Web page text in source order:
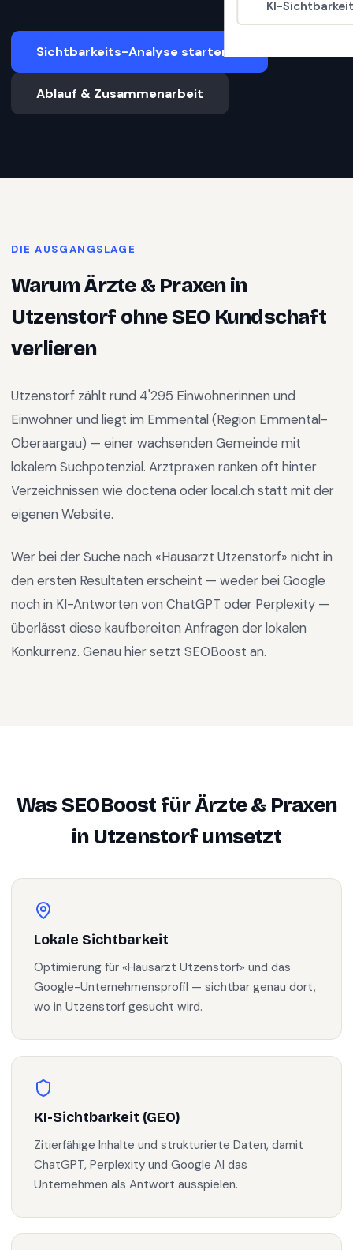
KI-
Sichtbarkeits-Analyse starten
Ablauf & Zusammenarbeit
DIE AUSGANGSLAGE
WarumÄrzte & Praxenin
Utzenstorf ohne SEO Kundschaft
verlieren
Utzenstorf zählt rund 4'295 Einwohnerinnen und
Einwohner und liegt im Emmental (Region Emmental-
Oberaargau) — einer wachsenden Gemeinde mit
lokalem Suchpotenzial. Arztpraxen ranken oft hinter
Verzeichnissen wie doctena oder local.ch statt mit der
eigenen Website.
Wer bei der Suche nach «Hausarzt Utzenstorf» nicht in
den ersten Resultaten erscheint — weder bei Google
noch in KI-Antworten von ChatGPT oder Perplexity —
überlässt diese kaufbereiten Anfragen der lokalen
Konkurrenz. Genau hier setzt SEOBoost an.
Was SEOBoost fürÄrzte & Praxen
in Utzenstorfumsetzt
Lokale Sichtbarkeit
Optimierung für «Hausarzt Utzenstorf» und das
Google-Unternehmensprofil — sichtbar genau dort,
wo in Utzenstorf gesucht wird.
KI-Sichtbarkeit (GEO)
Zitierfähige Inhalte und strukturierte Daten, damit
ChatGPT, Perplexity und Google AI das
Unternehmen als Antwort ausspielen.